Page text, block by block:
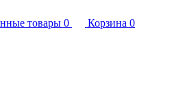
товары 0 Корзина 0